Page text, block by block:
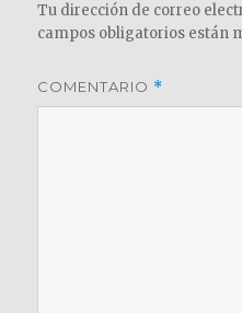
Tu dirección de correo
campos obligatorios están
COMENTARIO *